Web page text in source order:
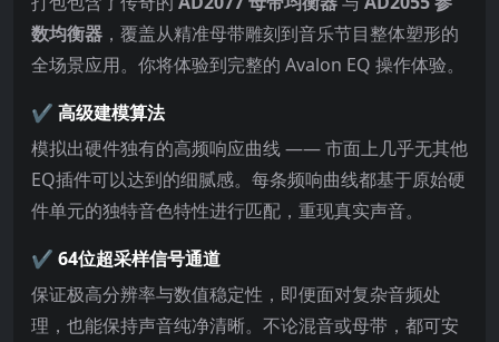
数均衡器 ，覆盖从精准母带雕刻到音乐节目整体塑形的
全场景应用。你将体验到完整的 Avalon EQ 操作体验。
✔️ 高级建模算法
模拟出硬件独有的高频响应曲线 —— 市面上几乎无其他
EQ插件可以达到的细腻感。每条频响曲线都基于原始硬
件单元的独特音色特性进行匹配，重现真实声音。
✔️ 64位超采样信号通道
保证极高分辨率与数值稳定性，即便面对复杂音频处
理，也能保持声音纯净清晰。不论混音或母带，都可安